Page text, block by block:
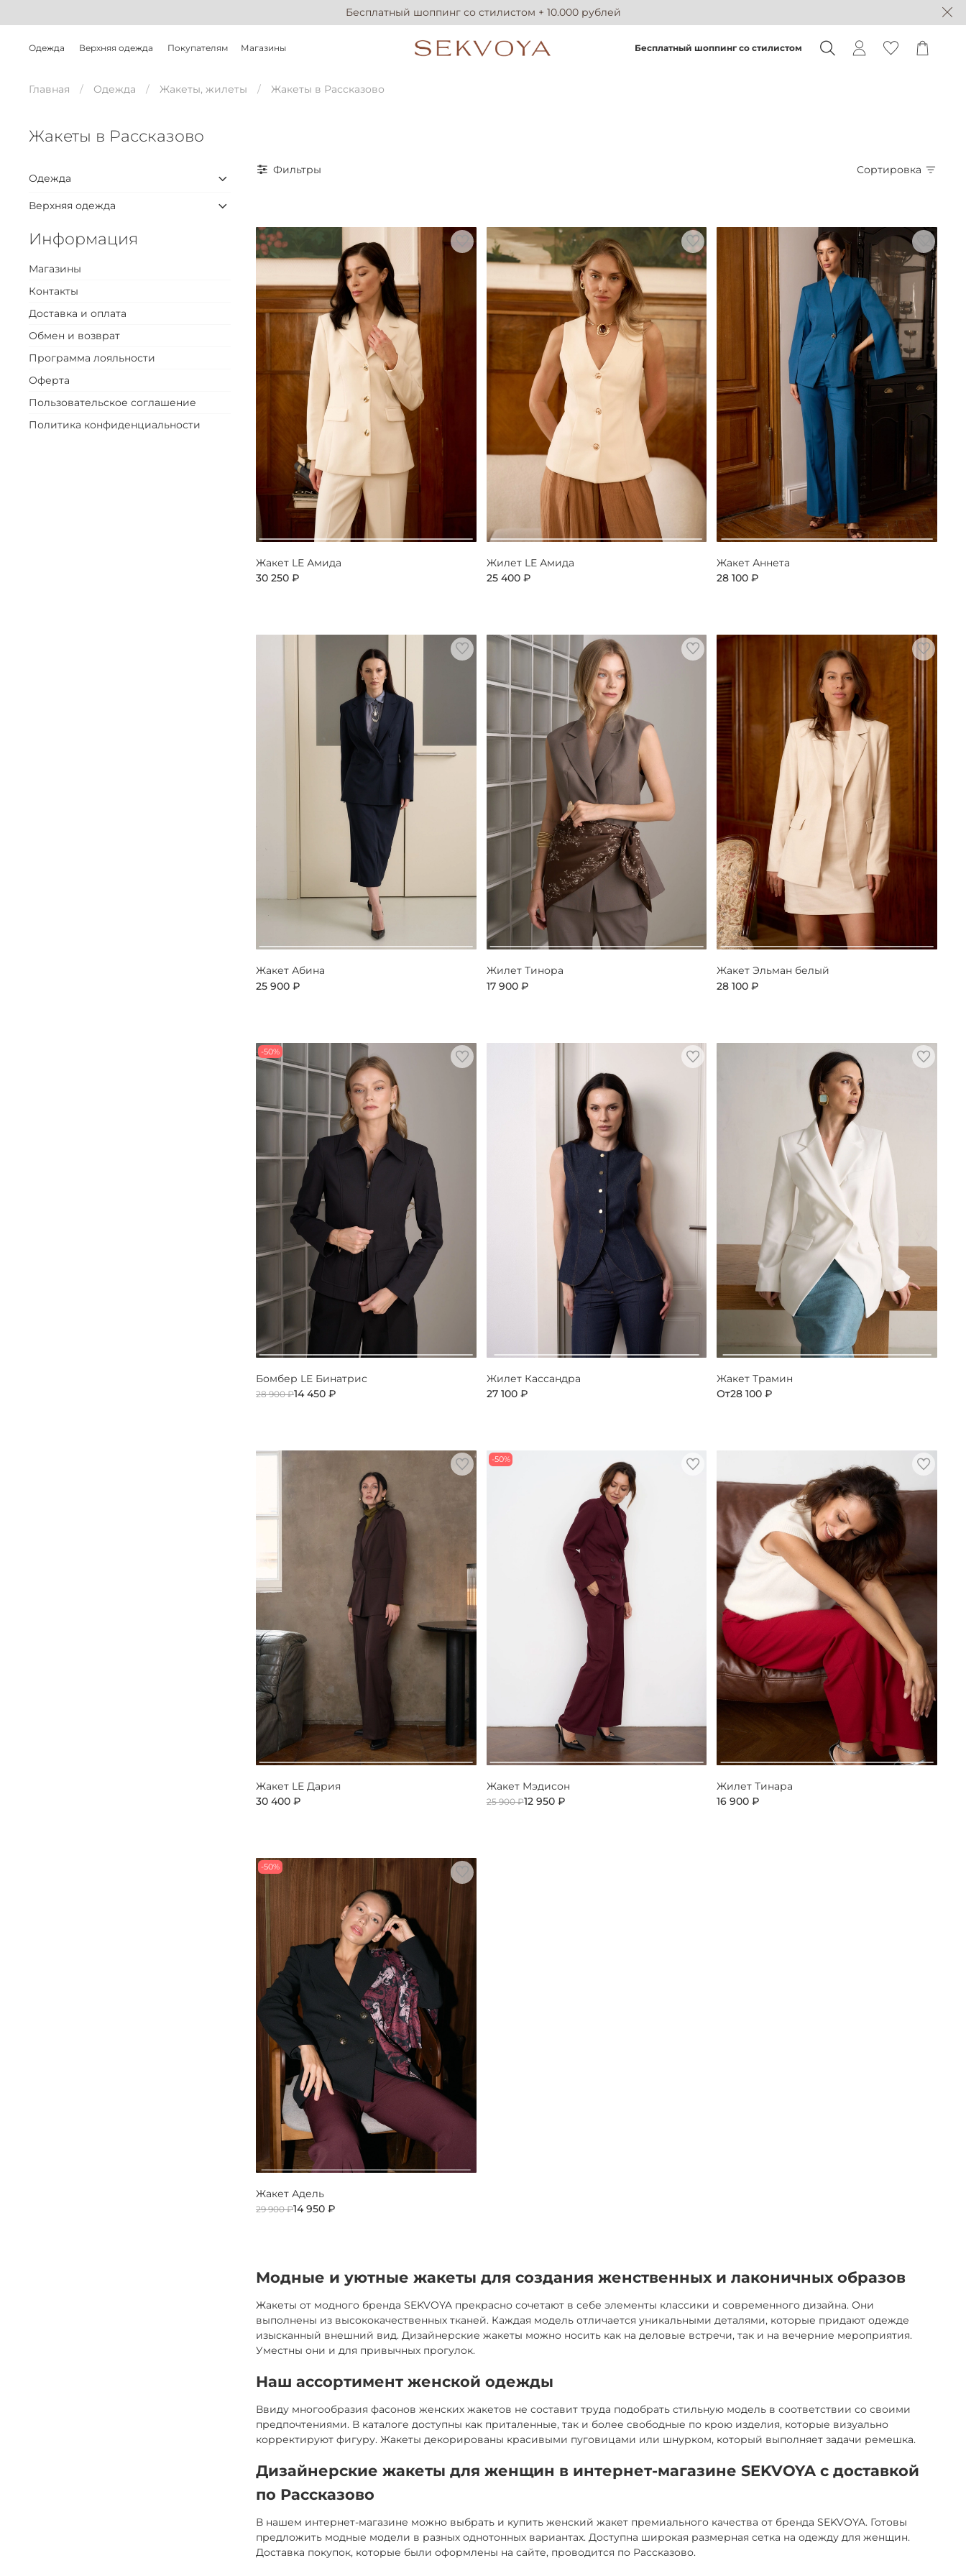
Бесплатный шоппинг со стилистом + 10.000 рублей
Бесплатный шоппинг со стилистом
Одежда Верхняя одежда Покупателям Магазины
Главная Одежда Жакеты, жилеты Жакеты в Рассказово
Жакеты в Рассказово
Фильтры Сортировка
Жакет LE Амида
30 250 ₽
Жилет LE Амида
25 400 ₽
Жакет Аннета
28 100 ₽
Жакет Абина
25 900 ₽
Жилет Тинора
17 900 ₽
Жакет Эльман белый
28 100 ₽
-50%
Бомбер LE Бинатрис
28 900 ₽14 450 ₽
Жилет Кассандра
27 100 ₽
Жакет Трамин
От28 100 ₽
Жакет LE Дария
30 400 ₽
-50%
Жакет Мэдисон
25 900 ₽12 950 ₽
Жилет Тинара
16 900 ₽
-50%
Жакет Адель
29 900 ₽14 950 ₽
Модные и уютные жакеты для создания женственных и лаконичных образов
Жакеты от модного бренда SEKVOYA прекрасно сочетают в себе элементы классики и современного дизайна. Они
выполнены из высококачественных тканей. Каждая модель отличается уникальными деталями, которые придают одежде
изысканный внешний вид. Дизайнерские жакеты можно носить как на деловые встречи, так и на вечерние мероприятия.
Уместны они и для привычных прогулок.
Наш ассортимент женской одежды
Ввиду многообразия фасонов женских жакетов не составит труда подобрать стильную модель в соответствии со своими
предпочтениями. В каталоге доступны как приталенные, так и более свободные по крою изделия, которые визуально
корректируют фигуру. Жакеты декорированы красивыми пуговицами или шнурком, который выполняет задачи ремешка.
Дизайнерские жакеты для женщин в интернет-магазине SEKVOYA с доставкой
по Рассказово
В нашем интернет-магазине можно выбрать и купить женский жакет премиального качества от бренда SEKVOYA. Готовы
предложить модные модели в разных однотонных вариантах. Доступна широкая размерная сетка на одежду для женщин.
Доставка покупок, которые были оформлены на сайте, проводится по Рассказово.
Одежда
Верхняя одежда
Информация
Магазины
Контакты
Доставка и оплата
Обмен и возврат
Программа лояльности
Оферта
Пользовательское соглашение
Политика конфиденциальности